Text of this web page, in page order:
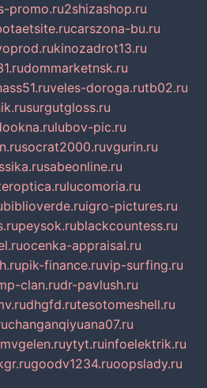
promo.ru2shizashop.ru
carszona-bu.ru
kinozadrot13.ru
dommarketnsk.ru
veles-doroga.rutb02.ru
surgutgloss.ru
lubov-pic.ru
socrat2000.ruvgurin.ru
sabeonline.ru
lucomoria.ru
biblioverde.ruigro-pictures.ru
peysok.rublackcountess.ru
ocenka-appraisal.ru
pik-finance.ruvip-surfing.ru
clan.rudr-pavlush.ru
dhgfd.rutesotomeshell.ru
changanqiyuana07.ru
ytyt.ruinfoelektrik.ru
goodv1234.ruoopslady.ru